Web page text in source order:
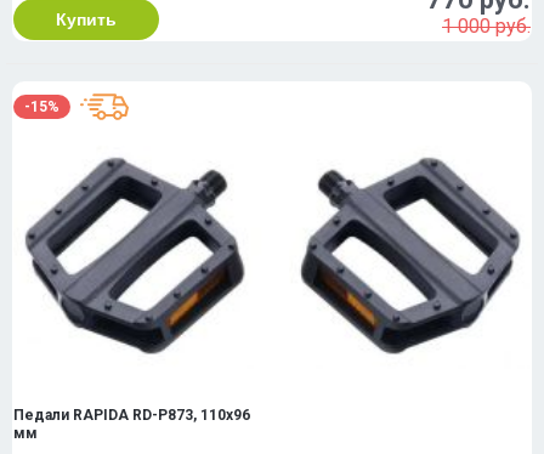
Купить 1 000 руб.
-15%
Педали RAPIDA RD-P873, 110x96
мм